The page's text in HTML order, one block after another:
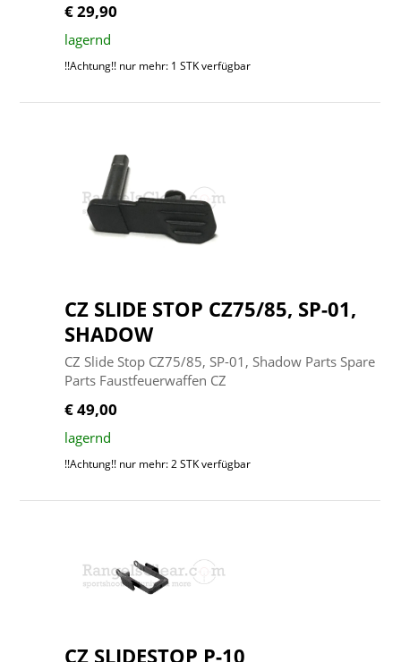
€ 29,90
lagernd
!!Achtung!! nur mehr: 1 STK verfügbar
CZ SLIDE STOP CZ75/85, SP-01,
SHADOW
CZ Slide Stop CZ75/85, SP-01, Shadow Parts Spare
Parts Faustfeuerwaffen CZ
€ 49,00
lagernd
!!Achtung!! nur mehr: 2 STK verfügbar
CZ SLIDESTOP P-10